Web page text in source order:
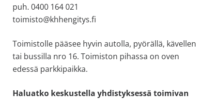
puh. 0400 164 021
toimisto@khhengitys.fi
Toimistolle pääsee hyvin autolla, pyörällä, kävellen
tai bussilla nro 16. Toimiston pihassa on oven
edessä parkkipaikka.
Haluatko keskustella yhdistyksessä toimivan